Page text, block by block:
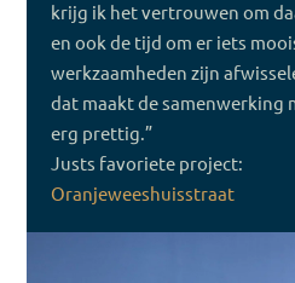
krijg ik het vertrouwen om
en ook de tijd om er iets
werkzaamheden zijn
dat maakt de samenwerking
erg prettig.”
Justs favoriete project:
Oranjeweeshuisstraat